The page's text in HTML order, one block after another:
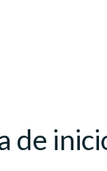
de